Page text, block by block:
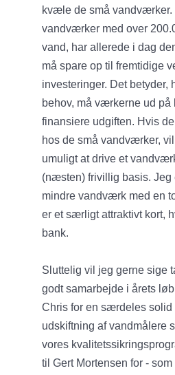
kvæle de små vandværker.
vandværker med over
vand, har allerede i dag
må spare op til fremtidige
investeringer. Det betyder,
behov, må værkerne ud på
finansiere udgiften. Hvis
hos de små vandværker,
umuligt at drive et
(næsten) frivillig basis. Jeg
mindre vandværk med en
er et særligt attraktivt kort,
bank.
Sluttelig vil jeg gerne sige
godt samarbejde i årets
Chris for en særdeles solid
udskiftning af vandmålere
vores
til Gert Mortensen for -